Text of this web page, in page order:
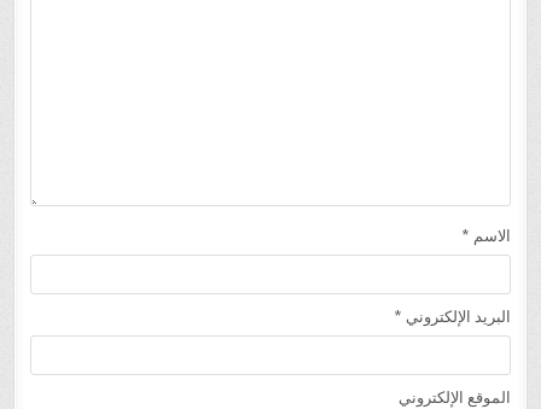
الاسم *
البريد الإلكتروني *
الموقع الإلكتروني